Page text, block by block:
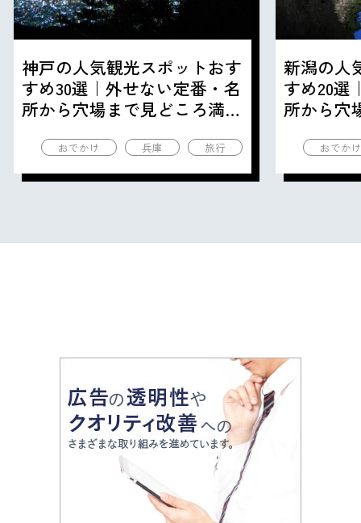
神戸の人気観光スポットおす
すめ30選｜外せない定番・名
所から穴場まで見どころ満載
おでかけ 兵庫 旅行
新潟の人
すめ20選
所から穴
おでか